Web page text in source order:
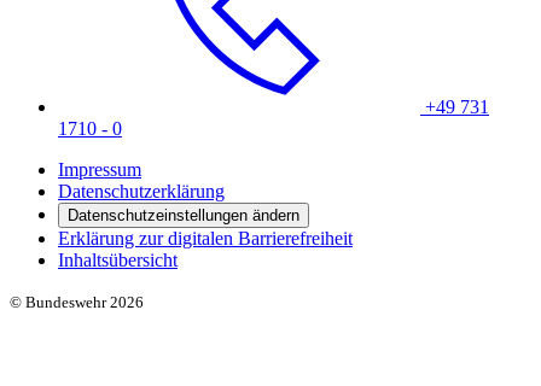
+49 731
1710 - 0
Impressum
Datenschutzerklärung
Datenschutzeinstellungen ändern
Erklärung zur digitalen Barrierefreiheit
Inhaltsübersicht
© Bundeswehr 2026